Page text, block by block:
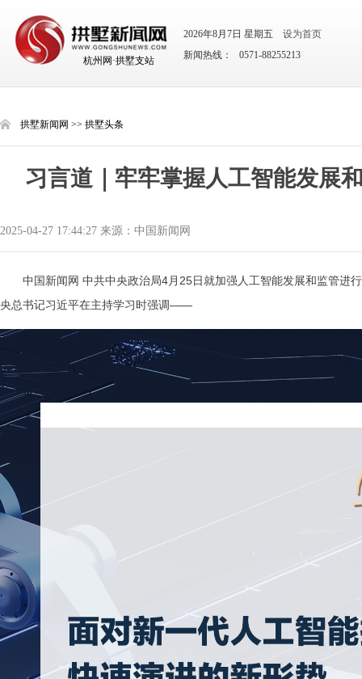
杭州网·拱墅支站
2026年8月7日 星期五
设为首页
新闻热线： 0571-88255213
拱墅新闻网 >> 拱墅头条
习言道｜牢牢掌握人工智能发展
2025-04-27 17:44:27 来源：中国新闻网
中国新闻网 中共中央政治局4月25日就加强人工智能发展和监管进
央总书记习近平在主持学习时强调——